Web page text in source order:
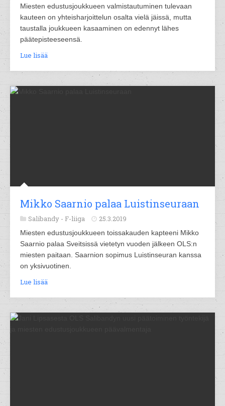
Miesten edustusjoukkueen valmistautuminen tulevaan
kauteen on yhteisharjoittelun osalta vielä jäissä, mutta
taustalla joukkueen kasaaminen on edennyt lähes
päätepisteeseensä.
Lue lisää
Mikko Saarnio palaa Luistinseuraan
Salibandy - F-liiga 25.3.2019
Miesten edustusjoukkueen toissakauden kapteeni Mikko
Saarnio palaa Sveitsissä vietetyn vuoden jälkeen OLS:n
miesten paitaan. Saarnion sopimus Luistinseuran kanssa
on yksivuotinen.
Lue lisää